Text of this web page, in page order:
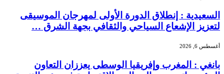
السعيدية : إنطلاق الدورة الأولى لمهرجان الموسيقى
لتعزيز الإشعاع السياحي والثقافي بجهة الشرق …
أغسطس 6, 2026
بانغي : المغرب وإفريقيا الوسطى يعززان التعاون